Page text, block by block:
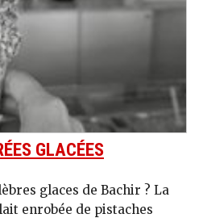
GLACÉES
glaces de Bachir ? La
enrobée de pistaches